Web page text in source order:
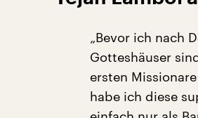
„Bevor ich nach
Gotteshäuser
ersten
habe ich diese